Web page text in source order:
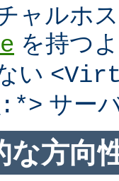
ャルホ
を持つ
い
サー
な方向